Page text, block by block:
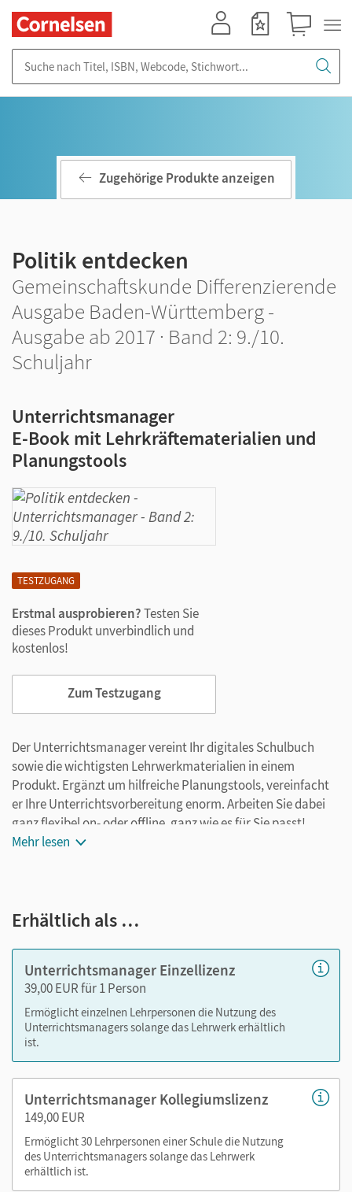
TESTZUGANG
Erstmal ausprobieren?Testen Sie
dieses Produkt unverbindlich und
kostenlos!
Zum Testzugang
Zugehörige Produkte anzeigen
Politik entdecken
Gemeinschaftskunde Differenzierende
Ausgabe Baden-Württemberg -
Ausgabe ab 2017 · Band 2: 9./10.
Schuljahr
Unterrichtsmanager
E-Book mit Lehrkräftematerialien und
Planungstools
Der Unterrichtsmanager vereint Ihr digitales Schulbuch
sowie die wichtigsten Lehrwerkmaterialien in einem
Produkt. Ergänzt um hilfreiche Planungstools, vereinfacht
er Ihre Unterrichtsvorbereitung enorm. Arbeiten Sie dabei
ganz flexibel on- oder offline, ganz wie es für Sie passt!
Ihr Unterrichtsmanager enthält:
Videos
editierbare Kopiervorlagen
editierbarer Stoffverteilungsplan
Nutzen Sie den Unterrichtsmanager auf lernen.cornelsen.de
oder über die Cornelsen Lernen App.
Mehr lesen
Erhältlich als …
Unterrichtsmanager Einzellizenz
39,00 EUR für 1 Person
Ermöglicht einzelnen Lehrpersonen die Nutzung des
Unterrichtsmanagers solange das Lehrwerk erhältlich
ist.
Unterrichtsmanager Kollegiumslizenz
149,00 EUR
Ermöglicht 30 Lehrpersonen einer Schule die Nutzung
des Unterrichtsmanagers solange das Lehrwerk
erhältlich ist.